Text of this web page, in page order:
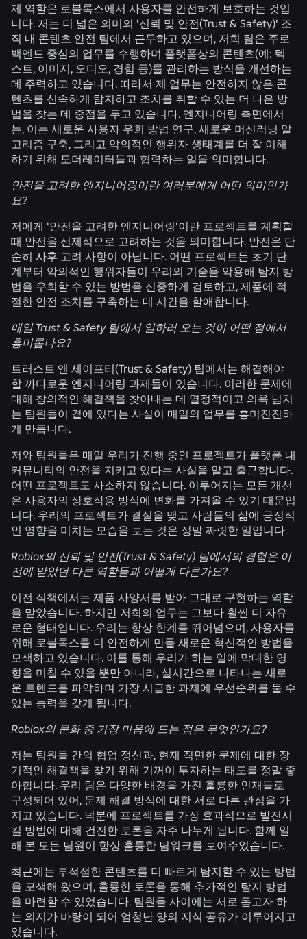
제 역할은 로블록스에서 사용자를 안전하게 보호하는 것입
니다. 저는 더 넓은 의미의 '신뢰 및 안전(Trust & Safety)' 조
직 내 콘텐츠 안전 팀에서 근무하고 있으며, 저희 팀은 주로
백엔드 중심의 업무를 수행하며 플랫폼상의 콘텐츠(예: 텍
스트, 이미지, 오디오, 경험 등)를 관리하는 방식을 개선하는
데 주력하고 있습니다. 따라서 제 업무는 안전하지 않은 콘
텐츠를 신속하게 탐지하고 조치를 취할 수 있는 더 나은 방
법을 찾는 데 중점을 두고 있습니다. 엔지니어링 측면에서
는, 이는 새로운 사용자 우회 방법 연구, 새로운 머신러닝 알
고리즘 구축, 그리고 악의적인 행위자 생태계를 더 잘 이해
하기 위해 모더레이터들과 협력하는 일을 의미합니다.
안전을 고려한 엔지니어링이란 여러분에게 어떤 의미인가
요?
저에게 '안전을 고려한 엔지니어링'이란 프로젝트를 계획할
때 안전을 선제적으로 고려하는 것을 의미합니다. 안전은 단
순히 사후 고려 사항이 아닙니다. 어떤 프로젝트든 초기 단
계부터 악의적인 행위자들이 우리의 기술을 악용해 탐지 방
법을 우회할 수 있는 방법을 신중하게 검토하고, 제품에 적
절한 안전 조치를 구축하는 데 시간을 할애합니다.
매일 Trust & Safety 팀에서 일하러 오는 것이 어떤 점에서
흥미롭나요?
트러스트 앤 세이프티(Trust & Safety) 팀에서는 해결해야
할 까다로운 엔지니어링 과제들이 있습니다. 이러한 문제에
대해 창의적인 해결책을 찾아내는 데 열정적이고 의욕 넘치
는 팀원들이 곁에 있다는 사실이 매일의 업무를 흥미진진하
게 만듭니다.
저와 팀원들은 매일 우리가 진행 중인 프로젝트가 플랫폼 내
커뮤니티의 안전을 지키고 있다는 사실을 알고 출근합니다.
어떤 프로젝트도 사소하지 않습니다. 이루어지는 모든 개선
은 사용자의 상호작용 방식에 변화를 가져올 수 있기 때문입
니다. 우리의 프로젝트가 결실을 맺고 사람들의 삶에 긍정적
인 영향을 미치는 모습을 보는 것은 정말 짜릿한 일입니다.
Roblox의 신뢰 및 안전(Trust & Safety) 팀에서의 경험은 이
전에 맡았던 다른 역할들과 어떻게 다른가요?
이전 직책에서는 제품 사양서를 받아 그대로 구현하는 역할
을 맡았습니다. 하지만 저희의 업무는 그보다 훨씬 더 자유
로운 형태입니다. 우리는 항상 한계를 뛰어넘으며, 사용자를
위해 로블록스를 더 안전하게 만들 새로운 혁신적인 방법을
모색하고 있습니다. 이를 통해 우리가 하는 일에 막대한 영
향을 미칠 수 있을 뿐만 아니라, 실시간으로 나타나는 새로
운 트렌드를 파악하며 가장 시급한 과제에 우선순위를 둘 수
있는 능력을 갖게 됩니다.
Roblox의 문화 중 가장 마음에 드는 점은 무엇인가요?
저는 팀원들 간의 협업 정신과, 현재 직면한 문제에 대한 장
기적인 해결책을 찾기 위해 기꺼이 투자하는 태도를 정말 좋
아합니다. 우리 팀은 다양한 배경을 가진 훌륭한 인재들로
구성되어 있어, 문제 해결 방식에 대한 서로 다른 관점을 가
지고 있습니다. 덕분에 프로젝트를 가장 효과적으로 발전시
킬 방법에 대해 건전한 토론을 자주 나누게 됩니다. 함께 일
해 본 모든 팀원이 항상 훌륭한 팀워크를 보여주었습니다.
최근에는 부적절한 콘텐츠를 더 빠르게 탐지할 수 있는 방법
을 모색해 왔으며, 훌륭한 토론을 통해 추가적인 탐지 방법
을 마련할 수 있었습니다. 팀원들 사이에는 서로 돕고자 하
는 의지가 바탕이 되어 엄청난 양의 지식 공유가 이루어지고
있습니다.